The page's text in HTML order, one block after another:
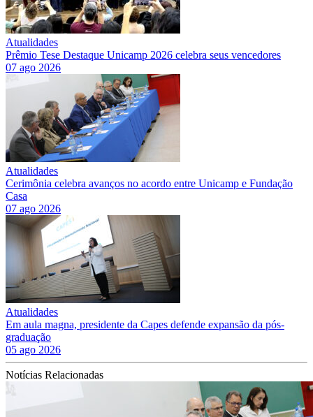
Atualidades
Prêmio Tese Destaque Unicamp 2026 celebra seus vencedores
07 ago 2026
Atualidades
Cerimônia celebra avanços no acordo entre Unicamp e Fundação
Casa
07 ago 2026
Atualidades
Em aula magna, presidente da Capes defende expansão da pós-
graduação
05 ago 2026
Notícias Relacionadas